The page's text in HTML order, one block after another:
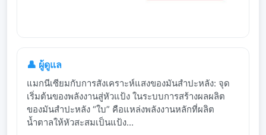
👤 ผู้ดูแล
แมกนีเซียมกับการสังเคราะห์แสงของมันสำปะหลัง: จุด
เริ่มต้นของพลังงานสู่หัวแป้ง ในระบบการสร้างผลผลิต
ของมันสำปะหลัง “ใบ” คือแหล่งพลังงานหลักที่ผลิต
น้ำตาลให้หัวสะสมเป็นแป้ง...